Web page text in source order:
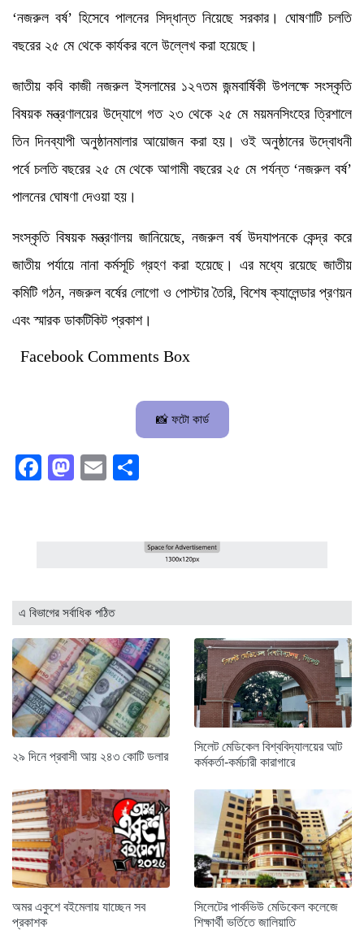
‘নজরুল বর্ষ’ হিসেবে পালনের সিদ্ধান্ত নিয়েছে সরকার। ঘোষণাটি চলতি
বছরের ২৫ মে থেকে কার্যকর বলে উল্লেখ করা হয়েছে।
জাতীয় কবি কাজী নজরুল ইসলামের ১২৭তম জন্মবার্ষিকী উপলক্ষে সংস্কৃতি
বিষয়ক মন্ত্রণালয়ের উদ্যোগে গত ২৩ থেকে ২৫ মে ময়মনসিংহের ত্রিশালে
তিন দিনব্যাপী অনুষ্ঠানমালার আয়োজন করা হয়। ওই অনুষ্ঠানের উদ্বোধনী
পর্বে চলতি বছরের ২৫ মে থেকে আগামী বছরের ২৫ মে পর্যন্ত ‘নজরুল বর্ষ’
পালনের ঘোষণা দেওয়া হয়।
সংস্কৃতি বিষয়ক মন্ত্রণালয় জানিয়েছে, নজরুল বর্ষ উদযাপনকে কেন্দ্র করে
জাতীয় পর্যায়ে নানা কর্মসূচি গ্রহণ করা হয়েছে। এর মধ্যে রয়েছে জাতীয়
কমিটি গঠন, নজরুল বর্ষের লোগো ও পোস্টার তৈরি, বিশেষ ক্যালেন্ডার প্রণয়ন
এবং স্মারক ডাকটিকিট প্রকাশ।
Facebook Comments Box
📸 ফটো কার্ড
Facebook
Mastodon
Email
এ বিভাগের সর্বাধিক পঠিত
২৯ দিনে প্রবাসী আয় ২৪৩ কোটি ডলার
সিলেট মেডিকেল বিশ্ববিদ্যালয়ের আট
কর্মকর্তা-কর্মচারী কারাগারে
অমর একুশে বইমেলায় যাচ্ছেন সব
প্রকাশক
সিলেটের পার্কভিউ মেডিকেল কলেজে
শিক্ষার্থী ভর্তিতে জালিয়াতি